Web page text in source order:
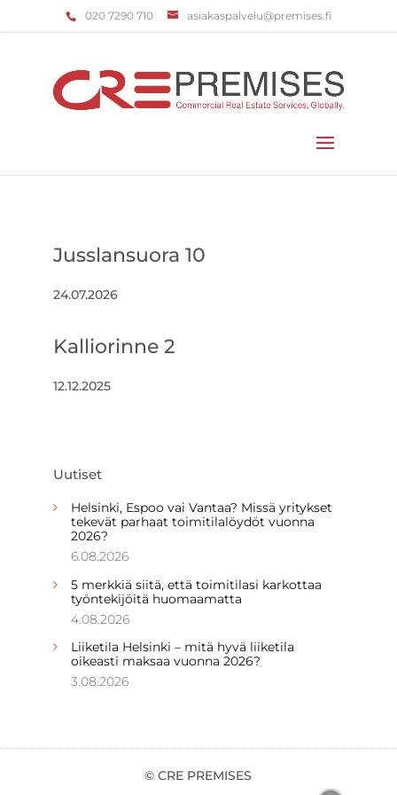
‌020 7290 710 asiakaspalvelu@premises.fi
Jusslansuora 10
24.07.2026
Kalliorinne 2
12.12.2025
Uutiset
Helsinki, Espoo vai Vantaa? Missä yritykset
tekevät parhaat toimitilalöydöt vuonna
2026?
6.08.2026
5 merkkiä siitä, että toimitilasi karkottaa
työntekijöitä huomaamatta
4.08.2026
Liiketila Helsinki – mitä hyvä liiketila
oikeasti maksaa vuonna 2026?
3.08.2026
© CRE PREMISES